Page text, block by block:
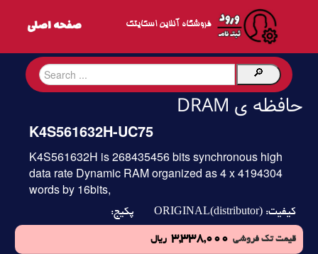
فروشگاه آنلاین اسکایتک
حافظه ی DRAM
K4S561632H-UC75
K4S561632H is 268435456 bits synchronous high
data rate Dynamic RAM organized as 4 x 4194304
words by 16bits,
کیفیت: ORIGINAL(distributor) پکیج:
قیمت تک فروشی 3,338,000 ریال